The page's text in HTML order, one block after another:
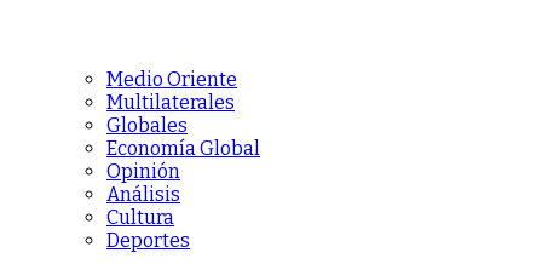
Medio Oriente
Multilaterales
Globales
Economía Global
Opinión
Análisis
Cultura
Deportes